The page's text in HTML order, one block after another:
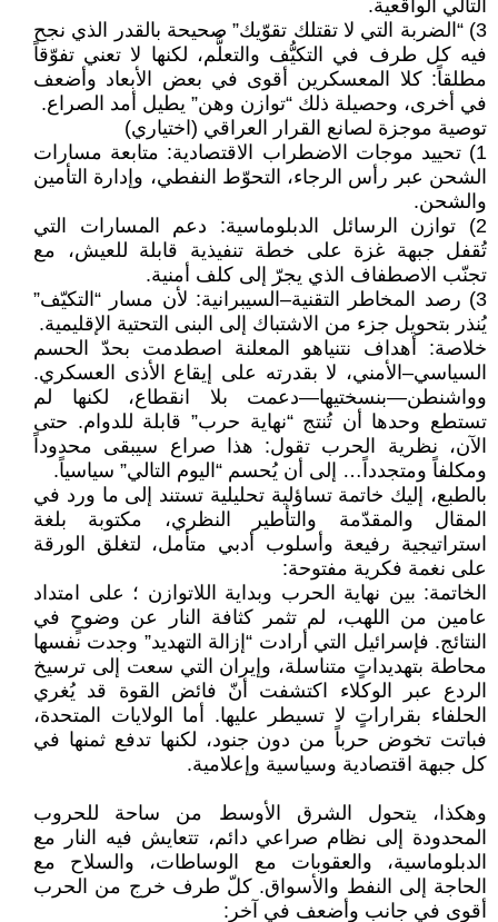
التالي الواقعية.
3) “الضربة التي لا تقتلك تقوّيك” صحيحة بالقدر الذي نجح
فيه كل طرف في التكيُّف والتعلُّم، لكنها لا تعني تفوّقاً
مطلقاً: كلا المعسكرين أقوى في بعض الأبعاد وأضعف
في أخرى، وحصيلة ذلك “توازن وهن” يطيل أمد الصراع.
توصية موجزة لصانع القرار العراقي (اختياري)
1) تحييد موجات الاضطراب الاقتصادية: متابعة مسارات
الشحن عبر رأس الرجاء، التحوّط النفطي، وإدارة التأمين
والشحن.
2) توازن الرسائل الدبلوماسية: دعم المسارات التي
تُقفل جبهة غزة على خطة تنفيذية قابلة للعيش، مع
تجنّب الاصطفاف الذي يجرّ إلى كلف أمنية.
3) رصد المخاطر التقنية–السيبرانية: لأن مسار “التكيّف”
يُنذر بتحويل جزء من الاشتباك إلى البنى التحتية الإقليمية.
خلاصة: أهداف نتنياهو المعلنة اصطدمت بحدّ الحسم
السياسي–الأمني، لا بقدرته على إيقاع الأذى العسكري.
وواشنطن—بنسختيها—دعمت بلا انقطاع، لكنها لم
تستطع وحدها أن تُنتج “نهاية حرب” قابلة للدوام. حتى
الآن، نظرية الحرب تقول: هذا صراع سيبقى محدوداً
ومكلفاً ومتجدداً… إلى أن يُحسم “اليوم التالي” سياسياً.
بالطبع، إليك خاتمة تساؤلية تحليلية تستند إلى ما ورد في
المقال والمقدّمة والتأطير النظري، مكتوبة بلغة
استراتيجية رفيعة وأسلوب أدبي متأمل، لتغلق الورقة
على نغمة فكرية مفتوحة:
الخاتمة: بين نهاية الحرب وبداية اللاتوازن ؛ على امتداد
عامين من اللهب، لم تثمر كثافة النار عن وضوحٍ في
النتائج. فإسرائيل التي أرادت “إزالة التهديد” وجدت نفسها
محاطة بتهديداتٍ متناسلة، وإيران التي سعت إلى ترسيخ
الردع عبر الوكلاء اكتشفت أنّ فائض القوة قد يُغري
الحلفاء بقراراتٍ لا تسيطر عليها. أما الولايات المتحدة،
فباتت تخوض حرباً من دون جنود، لكنها تدفع ثمنها في
كل جبهة اقتصادية وسياسية وإعلامية.
وهكذا، يتحول الشرق الأوسط من ساحة للحروب
المحدودة إلى نظام صراعي دائم، تتعايش فيه النار مع
الدبلوماسية، والعقوبات مع الوساطات، والسلاح مع
الحاجة إلى النفط والأسواق. كلّ طرف خرج من الحرب
أقوى في جانبٍ وأضعف في آخر: